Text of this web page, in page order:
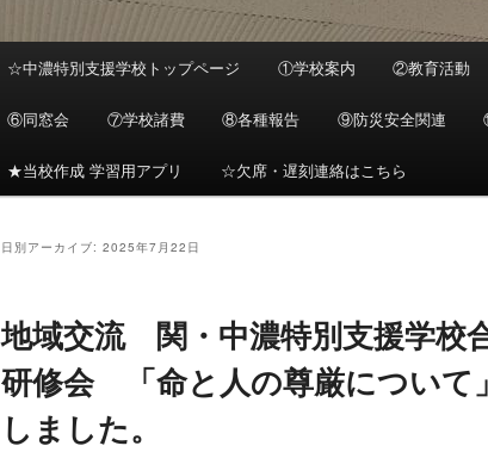
メ
イ
コ
テ
ン
サ
ブ
ン
ン
ツ
☆中濃特別支援学校トップページ ①学校案内 ②教育活動
⑥同窓会 ⑦学校諸費 ⑧各種報告 ⑨防災安全関連
★当校作成 学習用アプリ ☆欠席・遅刻連絡はこちら
日別アーカイブ: 2025年7月22日
地域交流 関・中濃特別支援学校
研修会 「命と人の尊厳について
しました。